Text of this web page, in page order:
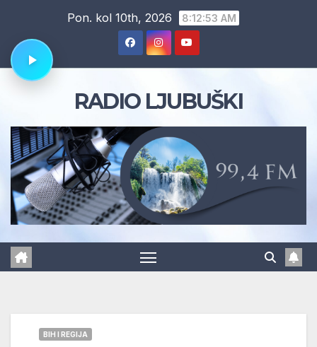
content
Pon. kol 10th, 2026 8:12:54 AM
RADIO LJUBUŠKI
BIH I REGIJA